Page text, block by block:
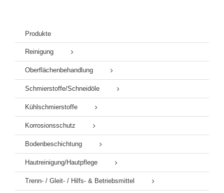
Produkte
Reinigung
Oberflächenbehandlung
Schmierstoffe/Schneidöle
Kühlschmierstoffe
Korrosionsschutz
Bodenbeschichtung
Hautreinigung/Hautpflege
Trenn- / Gleit- / Hilfs- & Betriebsmittel